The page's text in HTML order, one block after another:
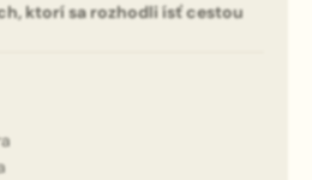
ktorí sa rozhodli ísť cestou